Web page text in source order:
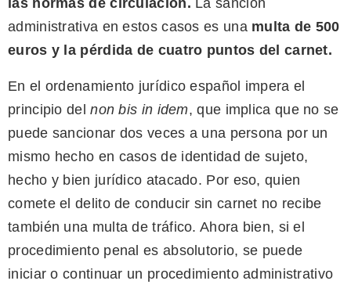
administrativa en estos casos es una multa de 500
euros y la pérdida de cuatro puntos del carnet.
En el ordenamiento jurídico español impera el
principio delnon bis in idem, que implica que no se
puede sancionar dos veces a una persona por un
mismo hecho en casos de identidad de sujeto,
hecho y bien jurídico atacado. Por eso, quien
comete el delito de conducir sin carnet no recibe
también una multa de tráfico. Ahora bien, si el
procedimiento penal es absolutorio, se puede
iniciar o continuar un procedimiento administrativo